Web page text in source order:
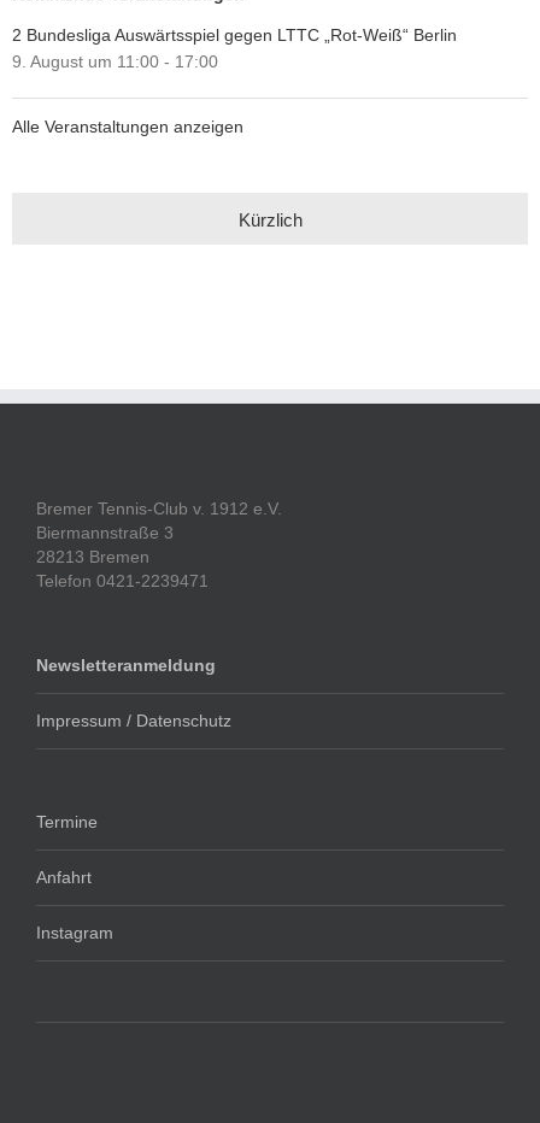
2 Bundesliga Auswärtsspiel gegen LTTC „Rot-Weiß“ Berlin
9. August um 11:00 - 17:00
Alle Veranstaltungen anzeigen
Kürzlich
Bremer Tennis-Club v. 1912 e.V.
Biermannstraße 3
28213 Bremen
Telefon 0421-2239471
Newsletteranmeldung
Impressum / Datenschutz
Termine
Anfahrt
Instagram